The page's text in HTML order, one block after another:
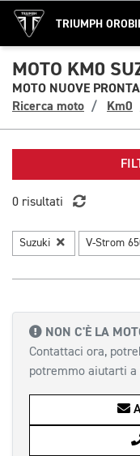
TRIUMPH
MOTO KM0
MOTO NUOVE
Ricerca moto
Km0
0 risultati
Suzuki V-Strom
NON C'È LA
Contattaci ora,
potremmo aiutarti a